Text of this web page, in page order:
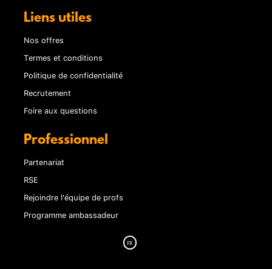
Liens utiles
Nos offres
Termes et conditions
Politique de confidentialité
Recrutement
Foire aux questions
Professionnel
Partenariat
RSE
Rejoindre l'équipe de profs
Programme ambassadeur